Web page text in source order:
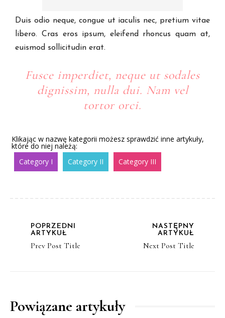
Duis odio neque, congue ut iaculis nec, pretium vitae
libero. Cras eros ipsum, eleifend rhoncus quam at,
euismod sollicitudin erat.
Fusce imperdiet, neque ut sodales
dignissim, nulla dui. Nam vel
tortor orci.
Klikając w nazwę kategorii możesz sprawdzić inne artykuły,
które do niej należą:
Category I
Category II Category III
POPRZEDNI
ARTYKUŁ
Prev Post Title
NASTĘPNY
ARTYKUŁ
Next Post Title
Powiązane artykuły